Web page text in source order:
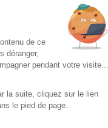
d’utilisation
de ce
déranger,
pendant votre visite...
la suite, cliquez sur le lien
le pied de page.